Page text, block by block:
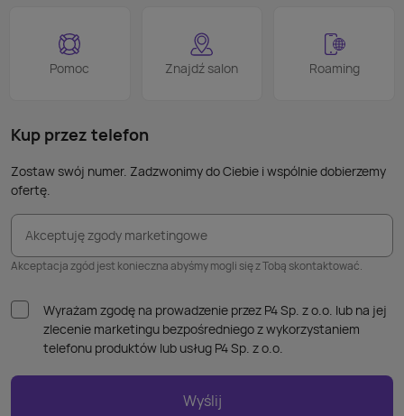
Pomoc Znajdź salon Roaming
Kup przez telefon
Zostaw swój numer. Zadzwonimy do Ciebie i wspólnie dobierzemy
ofertę.
Akceptuję zgody marketingowe
Akceptacja zgód jest konieczna abyśmy mogli się z Tobą skontaktować.
Wyrażam zgodę na prowadzenie przez P4 Sp. z o.o. lub na jej
zlecenie marketingu bezpośredniego z wykorzystaniem
telefonu produktów lub usług P4 Sp. z o.o.
Wyślij